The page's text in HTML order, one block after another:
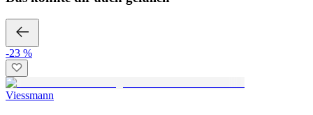
-23 %
Viessmann